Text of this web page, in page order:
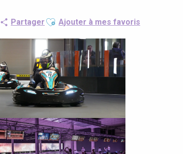
Partager Ajouter aux favoris
Ajouter à mes favoris